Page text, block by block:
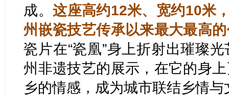
成。这座高约12米、宽约10米
州嵌瓷技艺传承以来最大最高
瓷片在“瓷凰”身上折射出璀璨
州非遗技艺的展示，在它的身
乡的情感，成为城市联结乡情